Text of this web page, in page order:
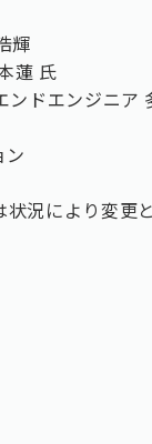
輝
蓮 氏
ンドエンジニア
ン
況により変更